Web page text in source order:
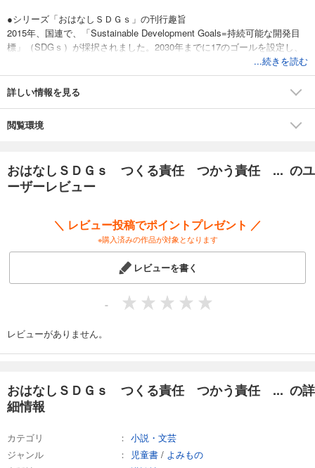
●シリーズ「おはなしＳＤＧｓ」の刊行趣旨
2015年、国連で、「Sustainable Development Goals=持続可能な開発目
標」（SDGｓ）が採択されました。2030年までに17のゴールを設定し、
先進国も新興国も途上国も、国も企業もNPOも個人も、垣根を超えて協
力していこうという取り組みです。日本の学校現場も、より良い未来を
つくっていくための指針としてＳＤＧｓを子どもたちに伝えるべく、授
このシリーズは、大人でも理解の難しいＳＤＧｓの概念について子ども
たちにわかりやすく伝えるため、すべて「物語」のかたちでつくられて
します。小学校高学年以上を対象といたします。
童話作家の書き下ろし作品です。「物語の楽しさ」を第一に書かれた作
品は、どの一冊をとっても、すぐれた児童小説として楽しむことができ
ます。
・実力のあるイラストレーターによる挿絵が多数掲載され、確実に物語
を読み通す手助けとなります。
・各巻とも、ＳＤＧｓが掲げる17のゴールのうちの一つがテーマとなっ
ており、いま世界が協力してその目標に向かわなくてはならない理由が
自然と理解できるストーリーが展開されます。
・本文中に、物語とリンクさせるかたちで、関連する図表、グラフ、年
表などが入ります。さらに、各巻の巻末で、テーマとしたＳＤＧｓのゴ
できます。
・ＳＤＧｓ全体について解説する「総論編」も刊行します。さまざまな
ゴールをテーマにした物語と、「総論編」を併読することで、ＳＤＧｓ
・Ａ５判、80ページ（一部カラー）。朝読書にもぴったりのボリューム
です。
...続きを読む
詳しい情報を見る
閲覧環境
おはなしＳＤＧｓ つくる責任 つかう責任 ... のユ
ーザーレビュー
＼ レビュー投稿でポイントプレゼント ／
※購入済みの作品が対象となります
レビューを書く
-
レビューがありません。
おはなしＳＤＧｓ つくる責任 つかう責任 ... の詳
細情報
カテゴリ
小説・文芸
ジャンル
児童書 / よみもの